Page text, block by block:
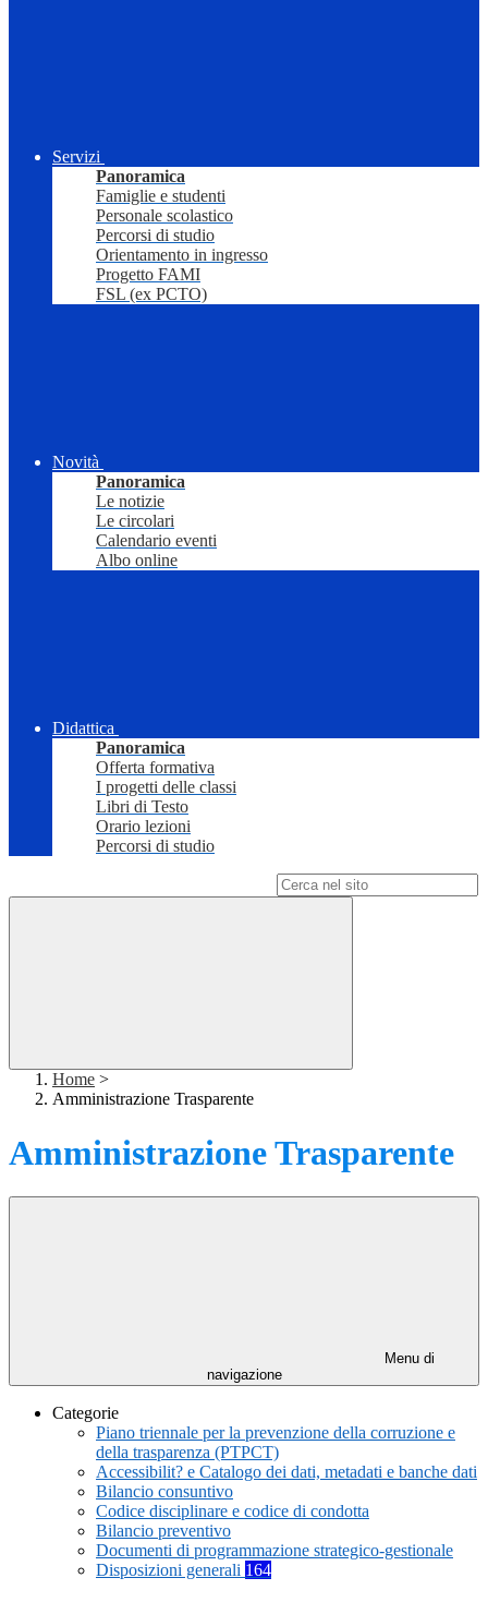
Servizi
Panoramica
Famiglie e studenti
Personale scolastico
Percorsi di studio
Orientamento in ingresso
Progetto FAMI
FSL (ex PCTO)
Novità
Panoramica
Le notizie
Le circolari
Calendario eventi
Albo online
Didattica
Panoramica
Offerta formativa
I progetti delle classi
Libri di Testo
Orario lezioni
Percorsi di studio
Home >
Amministrazione Trasparente
Amministrazione Trasparente
Menu di
navigazione
Categorie
Piano triennale per la prevenzione della corruzione e
della trasparenza (PTPCT)
Accessibilit? e Catalogo dei dati, metadati e banche dati
Bilancio consuntivo
Codice disciplinare e codice di condotta
Bilancio preventivo
Documenti di programmazione strategico-gestionale
Disposizioni generali 164